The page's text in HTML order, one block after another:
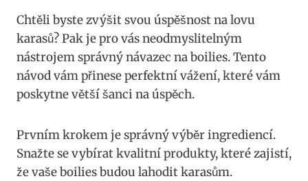
Chtěli byste zvýšit svou ⁣úspěšnost na lovu
karasů? Pak je ⁣pro vás⁢ neodmyslitelným
nástrojem správný návazec ⁢na ⁤boilies. Tento⁣
návod vám ⁣přinese⁣ perfektní vážení, které vám
poskytne větší šanci na úspěch.
Prvním ‌krokem je správný výběr ingrediencí.
Snažte se vybírat kvalitní produkty, které ⁣zajistí,
že vaše boilies budou​ lahodit​ karasům.